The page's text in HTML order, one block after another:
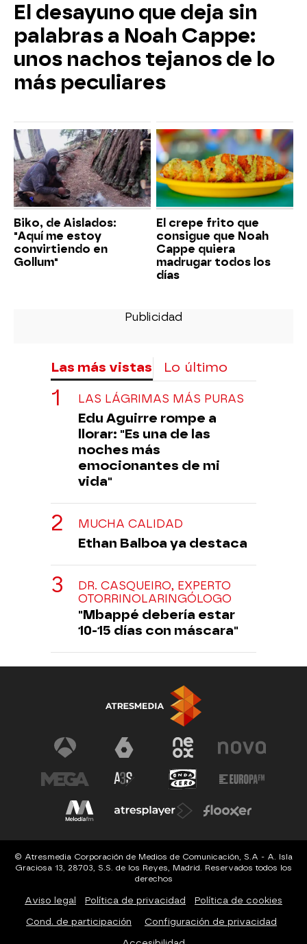
El desayuno que deja sin
palabras a Noah Cappe:
unos nachos tejanos de lo
más peculiares
Biko, de Aislados:
"Aquí me estoy
convirtiendo en
Gollum"
El crepe frito que
consigue que Noah
Cappe quiera
madrugar todos los
días
Las más vistas Lo último
LAS LÁGRIMAS MÁS PURAS
Edu Aguirre rompe a
llorar: "Es una de las
noches más
emocionantes de mi
vida"
MUCHA CALIDAD
Ethan Balboa ya destaca
DR. CASQUEIRO, EXPERTO
OTORRINOLARINGÓLOGO
"Mbappé debería estar
10-15 días con máscara"
© Atresmedia Corporación de Medios de Comunicación, S.A - A. Isla
Graciosa 13, 28703, S.S. de los Reyes, Madrid. Reservados todos los
derechos
Aviso legal Política de privacidad Política de cookies
Cond. de participación Configuración de privacidad